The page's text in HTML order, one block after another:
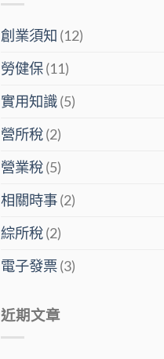
創業須知 (12)
勞健保(11)
實用知識(5)
營所稅(2)
營業稅(5)
相關時事(2)
綜所稅(2)
電子發票(3)
近期文章